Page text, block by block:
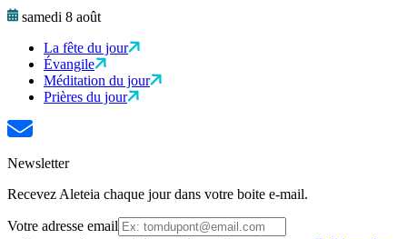
samedi 8 août
La fête du jour
Évangile
Méditation du jour
Prières du jour
Newsletter
Recevez Aleteia chaque jour dans votre boite e-mail.
Votre adresse email